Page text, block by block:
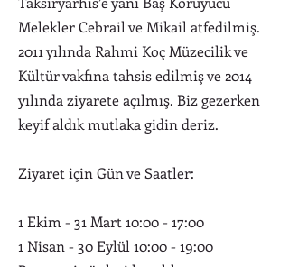
Melekler Cebrail ve Mikail atfedilmiş.
2011 yılında Rahmi Koç Müzecilik ve
Kültür vakfına tahsis edilmiş ve 2014
yılında ziyarete açılmış. Biz gezerken
keyif aldık mutlaka gidin deriz.
Ziyaret için Gün ve Saatler:
1 Ekim - 31 Mart 10:00 - 17:00
1 Nisan - 30 Eylül 10:00 - 19:00